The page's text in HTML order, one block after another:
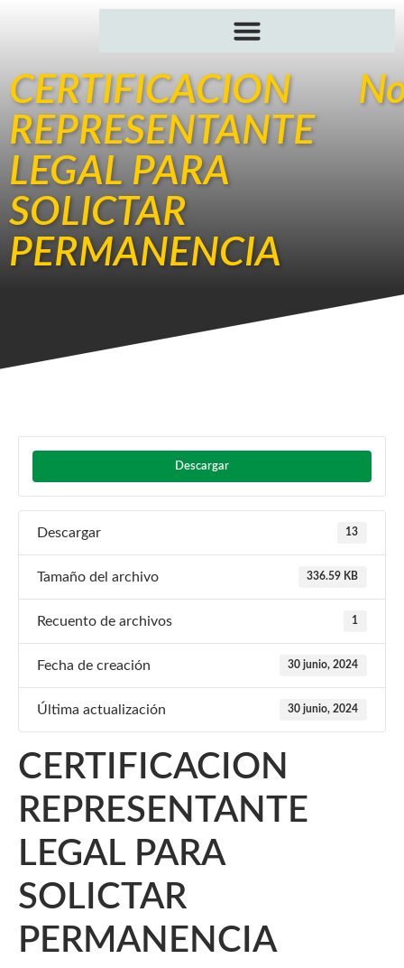
CERTIFICACION
REPRESENTANTE
LEGAL PARA
SOLICTAR
PERMANENCIA
Descargar
Descargar 13
Tamaño del archivo 336.59 KB
Recuento de archivos 1
Fecha de creación 30 junio, 2024
Última actualización 30 junio, 2024
CERTIFICACION
REPRESENTANTE
LEGAL PARA
SOLICTAR
PERMANENCIA